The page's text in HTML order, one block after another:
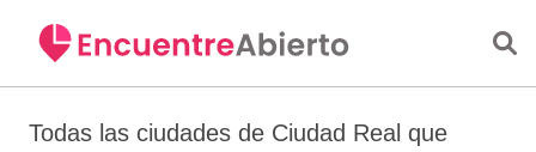
Todas las ciudades de Ciudad Real que